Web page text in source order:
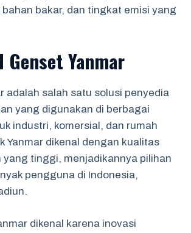
bakar, dan tingkat emisi yang
Genset Yanmar
adalah salah satu solusi penyedia
yang digunakan di berbagai
industri, komersial, dan rumah
Yanmar dikenal dengan kualitas
yang tinggi, menjadikannya pilihan
pengguna di Indonesia,
dikenal karena inovasi